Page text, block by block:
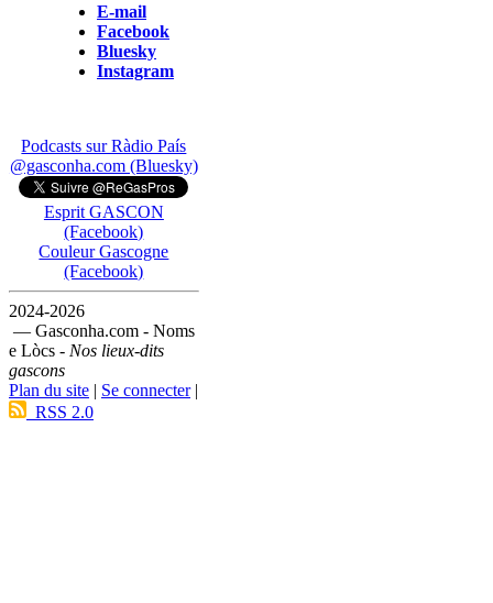
E-mail
Facebook
Bluesky
Instagram
Podcasts sur Ràdio País
@gasconha.com (Bluesky)
Esprit GASCON
(Facebook)
Couleur Gascogne
(Facebook)
2024-2026
— Gasconha.com - Noms
e Lòcs - Nos lieux-dits
gascons
Plan du site | Se connecter|
RSS 2.0